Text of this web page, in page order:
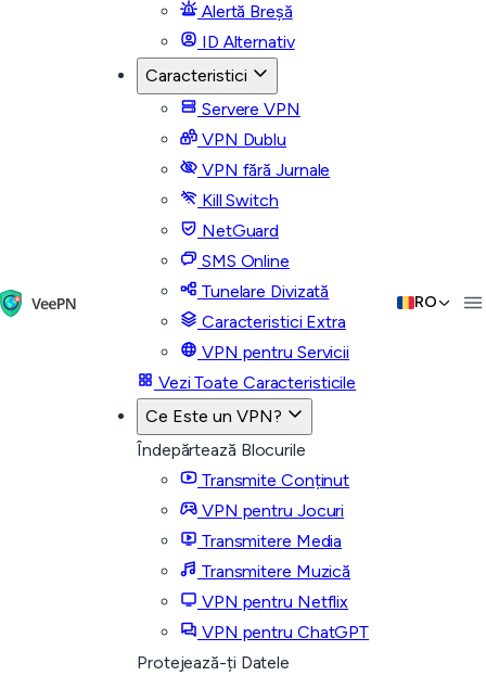
Alertă Breșă
ID Alternativ
Caracteristici
Servere VPN
VPN Dublu
VPN fără Jurnale
Kill Switch
NetGuard
SMS Online
Tunelare Divizată
Caracteristici Extra
VPN pentru Servicii
Vezi Toate Caracteristicile
Ce Este un VPN?
Îndepărtează Blocurile
Transmite Conținut
VPN pentru Jocuri
Transmitere Media
Transmitere Muzică
VPN pentru Netflix
VPN pentru ChatGPT
Protejează-ți Datele
RO